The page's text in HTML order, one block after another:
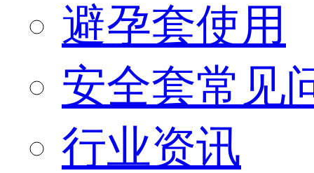
避孕套使用
安全套常见
行业资讯